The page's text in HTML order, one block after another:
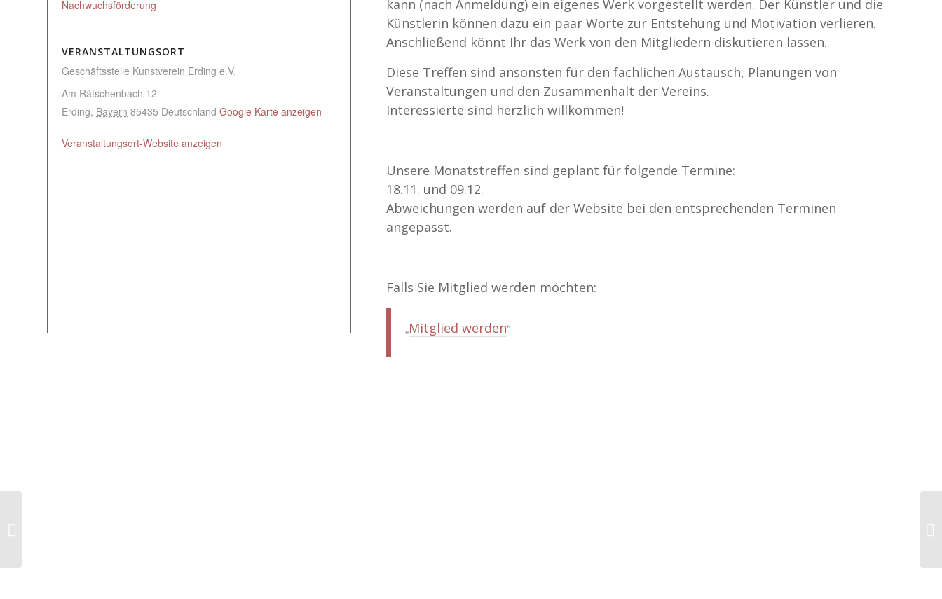
kann (nach Anmeldung) ein eigenes Werk vorgestellt werden. Der Künstler und die
Künstlerin können dazu ein paar Worte zur Entstehung und Motivation verlieren.
Anschließend könnt Ihr das Werk von den Mitgliedern diskutieren lassen.
Diese Treffen sind ansonsten für den fachlichen Austausch, Planungen von
Veranstaltungen und den Zusammenhalt der Vereins.
Interessierte sind herzlich willkommen!
Unsere Monatstreffen sind geplant für folgende Termine:
18.11. und 09.12.
Abweichungen werden auf der Website bei den entsprechenden Terminen
angepasst.
Falls Sie Mitglied werden möchten:
Mitglied werden
Nachwuchsförderung
VERANSTALTUNGSORT
Geschäftsstelle Kunstverein Erding e.V.
Am Rätschenbach 12
Erding, Bayern 85435 Deutschland Google Karte anzeigen
Veranstaltungsort-Website anzeigen